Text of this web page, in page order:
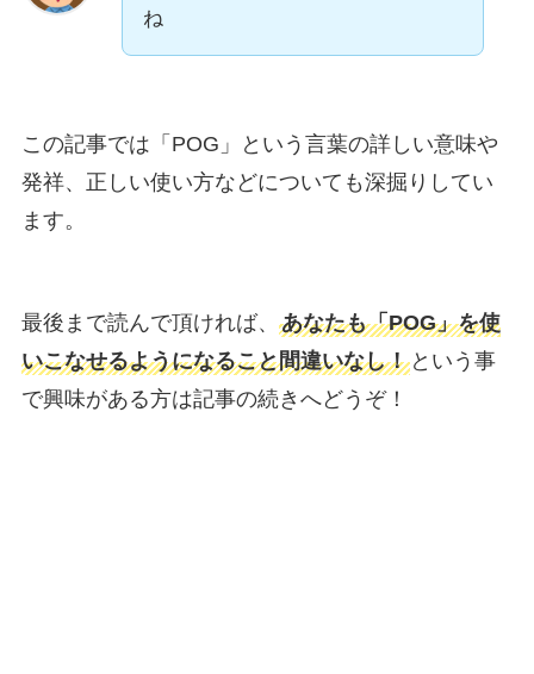
ね
この記事では「POG」という言葉の詳しい意味や
発祥、正しい使い方などについても深掘りしてい
ます。
最後まで読んで頂ければ、 あなたも「POG」を使
いこなせるようになること間違いなし！という事
で興味がある方は記事の続きへどうぞ！